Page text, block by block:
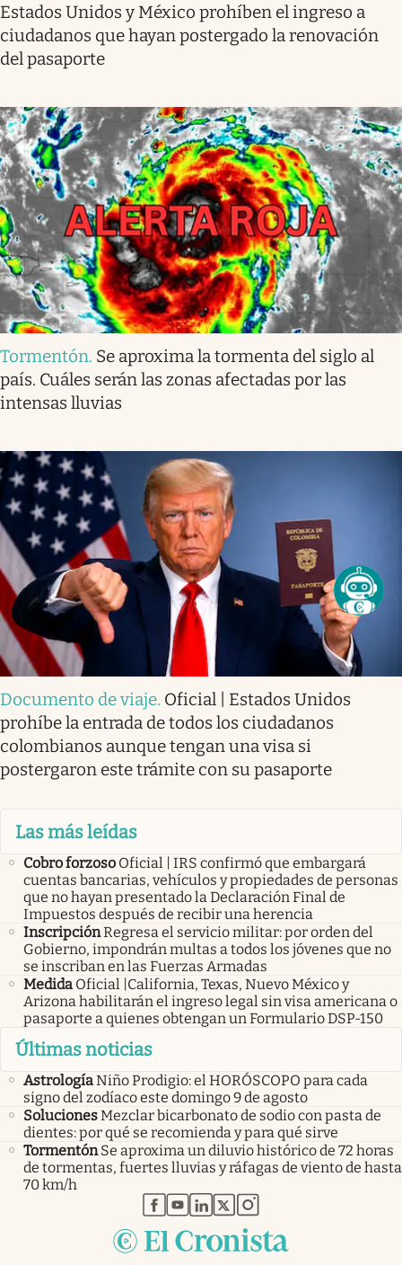
Estados Unidos y México prohíben el ingreso a
ciudadanos que hayan postergado la renovación
del pasaporte
Tormentón. Se aproxima la tormenta del siglo al
país. Cuáles serán las zonas afectadas por las
intensas lluvias
Documento de viaje. Oficial | Estados Unidos
prohíbe la entrada de todos los ciudadanos
colombianos aunque tengan una visa si
postergaron este trámite con su pasaporte
Las más leídas
Cobro forzoso Oficial | IRS confirmó que embargará
cuentas bancarias, vehículos y propiedades de personas
que no hayan presentado la Declaración Final de
Impuestos después de recibir una herencia
InscripciónRegresa el servicio militar: por orden del
Gobierno, impondrán multas a todos los jóvenes que no
se inscriban en las Fuerzas Armadas
Medida Oficial |California, Texas, Nuevo México y
Arizona habilitarán el ingreso legal sin visa americana o
pasaporte a quienes obtengan un Formulario DSP-150
Últimas noticias
AstrologíaNiño Prodigio: el HORÓSCOPO para cada
signo del zodíaco este domingo 9 de agosto
SolucionesMezclar bicarbonato de sodio con pasta de
dientes: por qué se recomienda y para qué sirve
Tormentón Se aproxima un diluvio histórico de 72 horas
de tormentas, fuertes lluvias y ráfagas de viento de hasta
70 km/h
abre en nueva pestaña
abre en nueva pestaña
abre en nueva pestaña
abre en nueva pestaña
abre en nueva pestaña